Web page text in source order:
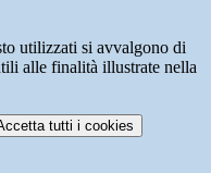
utilizzati si avvalgono di
alle finalità illustrate nella
tutti i cookies